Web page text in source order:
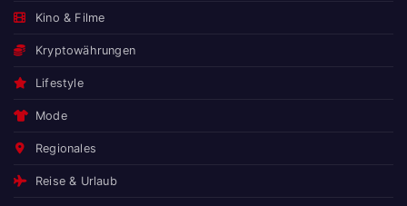
Kino & Filme
Kryptowährungen
Lifestyle
Mode
Regionales
Reise & Urlaub